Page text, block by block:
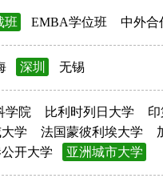
班 EMBA学位班 中外合
深圳 无锡
学院 比利时列日大学
学 法国蒙彼利埃大学
开大学 亚洲城市大学